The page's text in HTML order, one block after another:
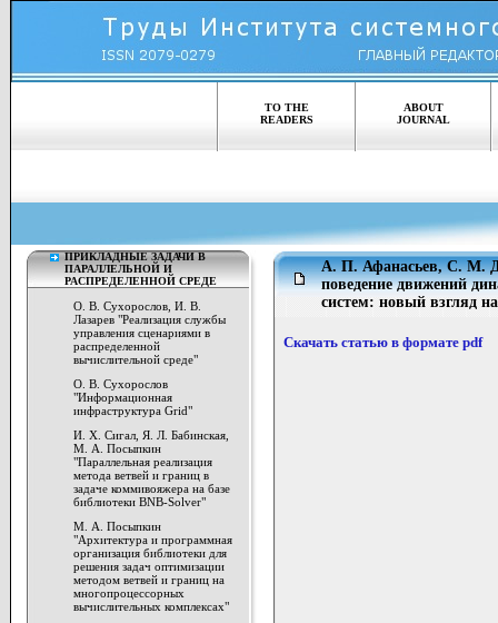
TO THE
READERS
ABOUT
JOURNAL
ПРИКЛАДНЫЕ ЗАДАЧИ В
ПАРАЛЛЕЛЬНОЙ И
РАСПРЕДЕЛЕННОЙ СРЕДЕ
О. В. Сухорослов, И. В.
Лазарев "Реализация службы
управления сценариями в
распределенной
вычислительной среде"
О. В. Сухорослов
"Информационная
инфраструктура Grid"
И. Х. Сигал, Я. Л. Бабинская,
М. А. Посыпкин
"Параллельная реализация
метода ветвей и границ в
задаче коммивояжера на базе
библиотеки BNB-Solver"
М. А. Посыпкин
"Архитектура и программная
организация библиотеки для
решения задач оптимизации
методом ветвей и границ на
многопроцессорных
вычислительных комплексах"
А. П. Афанасьев, C. M.
поведение движений
систем: новый взгляд
Скачать статью в формате pdf